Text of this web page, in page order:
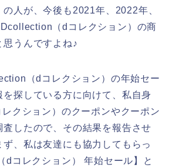
人が、今後も2021年、2022年、
（dコレクション）の商
うんですよね♪
（dコレクション）の年始セー
を探している方に向けて、私自身
クション）のクーポンやクーポン
査したので、その結果を報告させ
、私は友達にも協力してもらっ
dコレクション） 年始セール】と